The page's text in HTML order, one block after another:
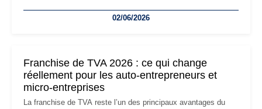
les auto-entrepreneurs devront s'adapter à un environnement
02/06/2026
Franchise de TVA 2026 : ce qui change
réellement pour les auto-entrepreneurs et
micro-entreprises
La franchise de TVA reste l’un des principaux avantages du